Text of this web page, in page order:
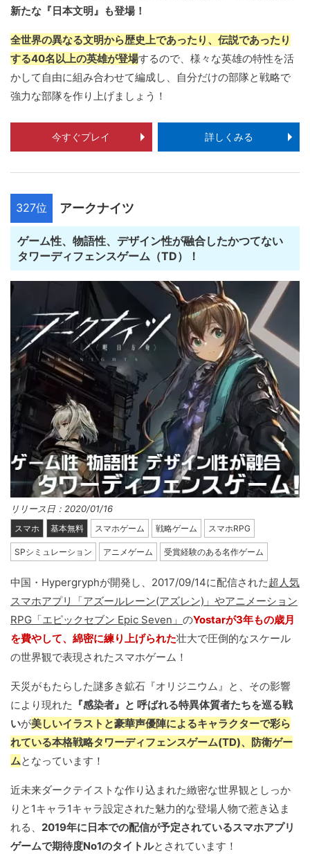
新たな『日本文明』も登場！
全世界の異なる文明から歴史上であったり、伝説であったり
する40名以上の英雄が登場するので、様々な英雄の特性を活
かして自由に組み合わせて編成し、自分だけの部隊と戦略で
強力な部隊を作り上げましょう！
今すぐプレイ 詳しくみる
327位 アークナイツ
ゲーム性、物語性、デザイン性が融合したかつてない
タワーディフェンスゲーム（TD）！
リリース日：2020/01/16
スマホ 基本無料 スマホゲーム 戦略ゲーム スマホRPG
SPシミュレーション アニメゲーム 受賞経験のある名作ゲーム
中国・Hypergryphが開発し、2017/09/14に配信された超人気
スマホアプリ「アズールレーン(アズレン)」やアニメーション
RPG「エピックセブン Epic Seven」 のYostarが3年もの歳月
を費やして、綿密に練り上げられた壮大で圧倒的なスケール
の世界観で表現されたスマホゲーム！
天災がもたらした謎多き鉱石『オリジニウム』と、その影響
により現れた 『感染者』と 呼ばれる特異体質者たちを巡る戦
いが美しいイラストと豪華声優陣によるキャラクターで彩ら
れている本格戦略タワーディフェンスゲーム(TD)、防衛ゲー
ムとなっています！
近未来ダークテイストな作り込まれた緻密な世界観としっか
りと1キャラ1キャラ設定された魅力的な登場人物で惹き込ま
れる、 2019年に日本での配信が予定されているスマホアプリ
ゲームで期待度No1のタイトルとされています！